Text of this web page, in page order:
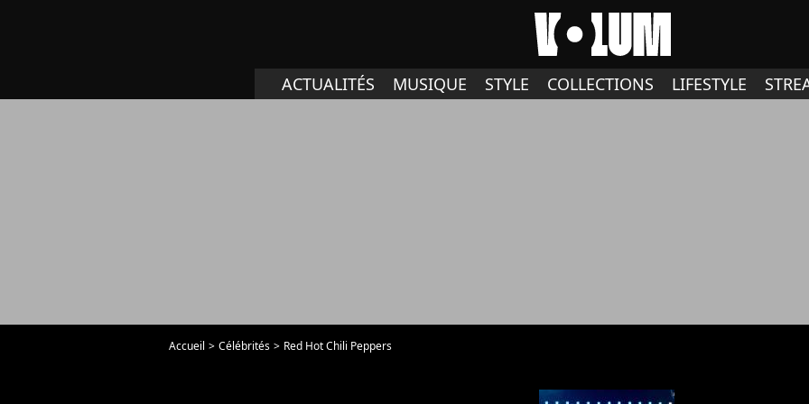
ACTUALITÉS MUSIQUE STYLE COLLECTIONS LIFESTYLE
Accueil Célébrités Red Hot Chili Peppers